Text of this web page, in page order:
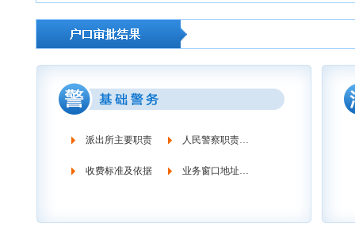
派出所主要职责 人民警察职责义务
收费标准及依据 业务窗口地址时间